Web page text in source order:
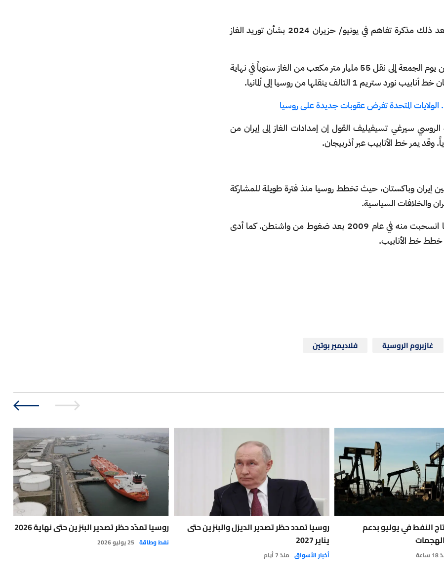
وقعت غازبروم وشركة النفط الوطنية الإيرانية بعد ذلك مذكرة تفاهم في يونيو/ حزيران 2024 بشأن توريد الغاز
ويهدف خط الأنابيب المقترح الذي أعلن عنه بوتين يوم الجمعة إلى نقل 55 مليار متر مكعب من الغاز سنوياً في نهاية
ينقلها من روسيا إلى ألمانيا.
الروسي سيرغي تسيفيليف القول إن إمدادات الغاز إلى إيران من
وقد يمر خط الأنابيب عبر أذربيجان.
إيران وباكستان، حيث تخطط روسيا منذ فترة طويلة للمشاركة
والخلافات السياسية.
وكانت الهند مشاركة في المشروع في البداية لكنها انسحبت منه في عام 2009 بعد ضغوط من واشنطن. كما أدى
خطط خط الأنابيب.
غازبروم الروسية فلاديمير بوتين
النفط في يوليو بدعم
روسيا تمدد حظر تصدير الديزل والبنزين حتى
يناير 2027
أخبار الأسواق منذ 7 أيام
روسيا تمدّد حظر تصدير البنزين حتى نهاية 2026
نفط وطاقة 25 يوليو 2026